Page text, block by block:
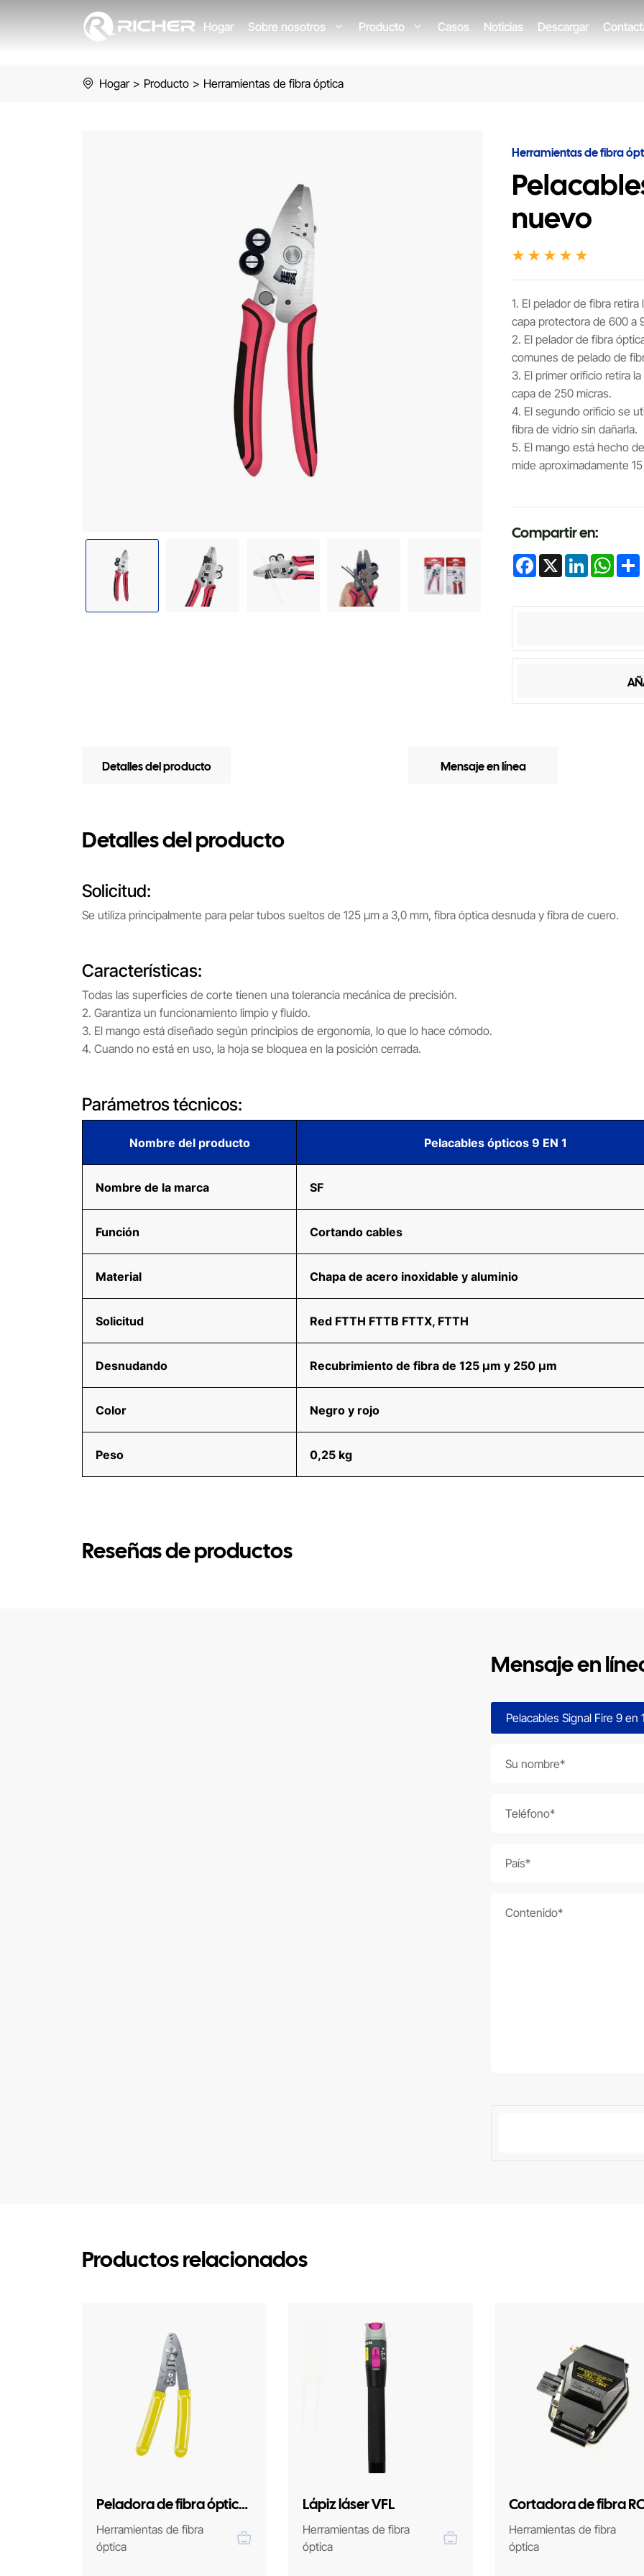
Hogar Sobre nosotros Producto Casos Noticias Descargar
9-
in-
Hogar > Producto > Herramientas de fibra óptica
Herramientas de fibra
nuevo
1. El pelador de fibra
capa protectora de 600 a
2. El pelador de fibra
comunes de pelado de
3. El primer orificio retira
capa de 250 micras.
4. El segundo orificio se
fibra de vidrio sin dañarla.
5. El mango está hecho
mide aproximadamente
Compartir en:
Facebook
X LinkedIn
Detalles del producto Mensaje en línea
Detalles del producto
Solicitud:
Se utiliza principalmente para pelar tubos sueltos de 125 µm a 3,0 mm, fibra óptica desnuda y fibra de cuero.
Características:
Todas las superficies de corte tienen una tolerancia mecánica de precisión.
2. Garantiza un funcionamiento limpio y fluido.
3. El mango está diseñado según principios de ergonomía, lo que lo hace cómodo.
4. Cuando no está en uso, la hoja se bloquea en la posición cerrada.
Parámetros técnicos:
Nombre del producto Pelacables ópticos 9 EN 1
Nombre de la marca SF
Función Cortando cables
Material Chapa de acero inoxidable y aluminio
Solicitud Red FTTH FTTB FTTX, FTTH
Desnudando Recubrimiento de fibra de 125 μm y 250 μm
Color Negro y rojo
Peso 0,25 kg
Reseñas de productos
Mensaje en
Productos relacionados
Peladora de fibra óptica
3 en 1 RC-New
Herramientas de fibra
óptica
Lápiz láser VFL
Herramientas de fibra
óptica
Cortadora de fibra
SLK6C
Herramientas de fibra
óptica